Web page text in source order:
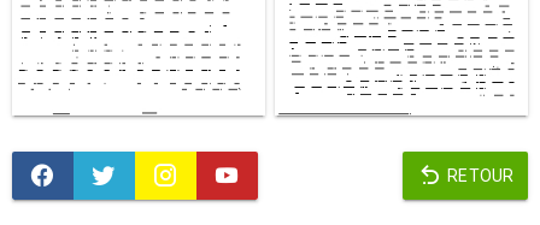
RETOUR